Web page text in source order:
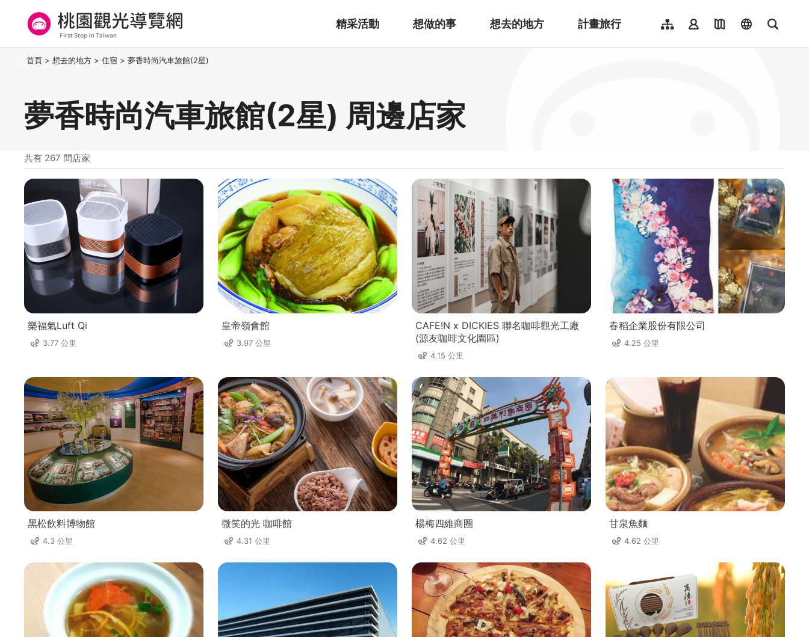
要
桃園觀光導覽網
精采活動 想做的事 想去的地方 計畫旅行
網站導覽會員登入地圖導覽language
Người việt nam
全文檢
首頁 > 想去的地方 > 住宿 > 夢香時尚汽車旅館(2星)
夢香時尚汽車旅館(2星) 周邊店家
共有 267 間店家
樂福氣Luft Qi
3.77 公里
皇帝嶺會館
3.97 公里
CAFE!N x DICKIES 聯名咖啡觀光工廠
(源友咖啡文化園區)
4.15 公里
春稻企業股份有限公司
4.25 公里
黑松飲料博物館
4.3 公里
微笑的光 咖啡館
4.31 公里
楊梅四維商圈
4.62 公里
甘泉魚麵
4.62 公里